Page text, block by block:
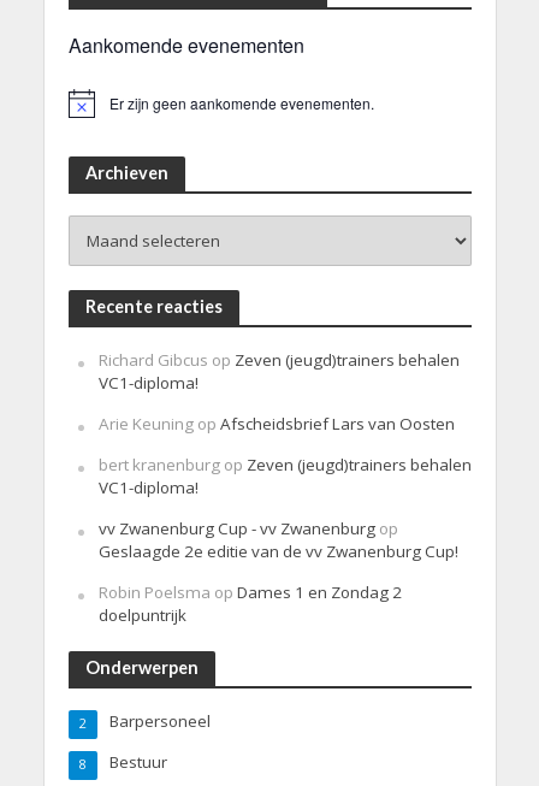
Aankomende evenementen
Er zijn geen aankomende evenementen.
Archieven
Recente reacties
Richard Gibcus op Zeven (jeugd)trainers behalen
VC1-diploma!
Arie Keuningop Afscheidsbrief Lars van Oosten
bert kranenburgop Zeven (jeugd)trainers behalen
VC1-diploma!
vv Zwanenburg Cup - vv Zwanenburgop
Geslaagde 2e editie van de vv Zwanenburg Cup!
Robin Poelsma op Dames 1 en Zondag 2
doelpuntrijk
Onderwerpen
Barpersoneel
2
Bestuur
8